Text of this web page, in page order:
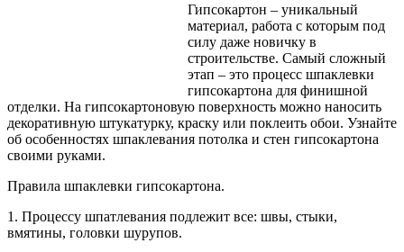
Гипсокартон – уникальный
материал, работа с которым под
силу даже новичку в
строительстве. Самый сложный
этап – это процесс шпаклевки
гипсокартона для финишной
отделки. На гипсокартоновую поверхность можно наносить
декоративную штукатурку, краску или поклеить обои. Узнайте
об особенностях шпаклевания потолка и стен гипсокартона
своими руками.
Правила шпаклевки гипсокартона.
1. Процессу шпатлевания подлежит все: швы, стыки,
вмятины, головки шурупов.